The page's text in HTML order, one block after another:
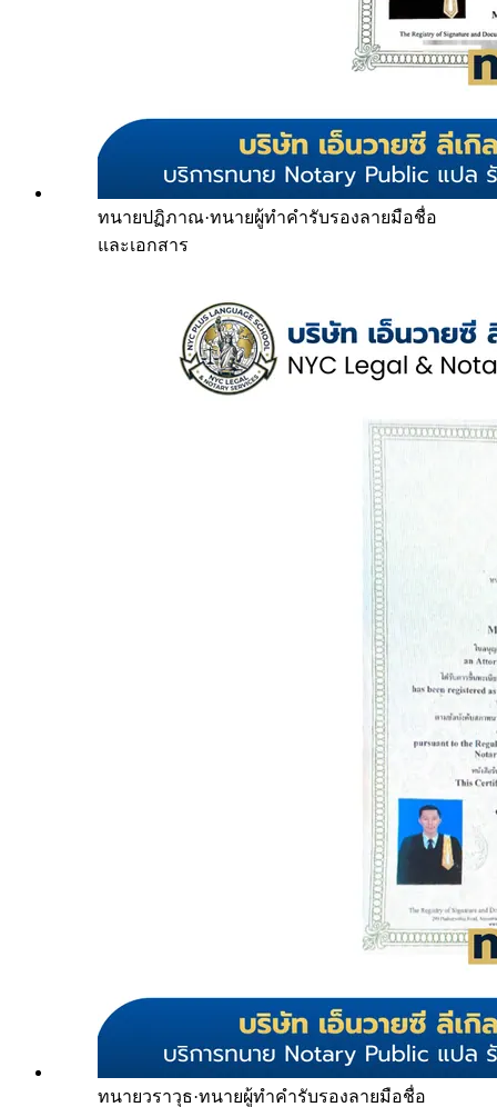
ทนายปฏิภาณ·ทนายผู้ทำคำรับรองลายมือชื่อ
และเอกสาร
ทนายวราวุธ·ทนายผู้ทำคำรับรองลายมือชื่อ